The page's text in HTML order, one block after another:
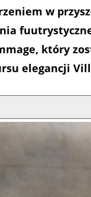
w
który
elegancji